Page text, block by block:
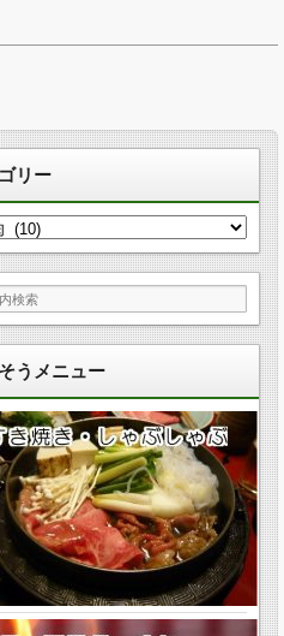
リー
うメニュー